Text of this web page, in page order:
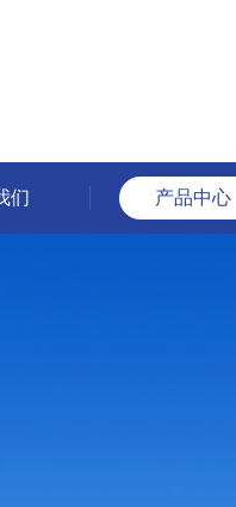
们 产品中心